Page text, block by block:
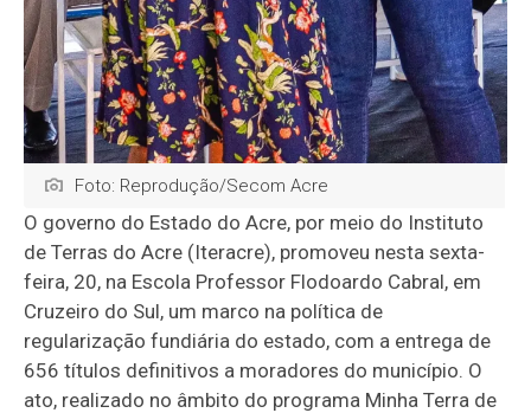
Foto: Reprodução/Secom Acre
O governo do Estado do Acre, por meio do Instituto
de Terras do Acre (Iteracre), promoveu nesta sexta-
feira, 20, na Escola Professor Flodoardo Cabral, em
Cruzeiro do Sul, um marco na política de
regularização fundiária do estado, com a entrega de
656 títulos definitivos a moradores do município. O
ato, realizado no âmbito do programa Minha Terra de